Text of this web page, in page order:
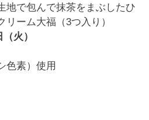
地で包んで抹茶をまぶしたひ
ーム大福（3つ入り）
火）
色素）使用